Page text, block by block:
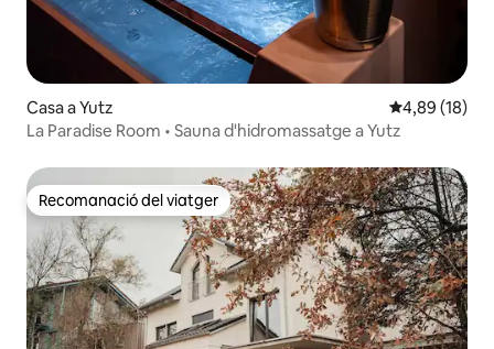
Casa a Yutz 4,89 de
4,89 (18)
La Paradise Room • Sauna d'hidromassatge a Yutz
Recomanació del viatger
Recomanació del viatger